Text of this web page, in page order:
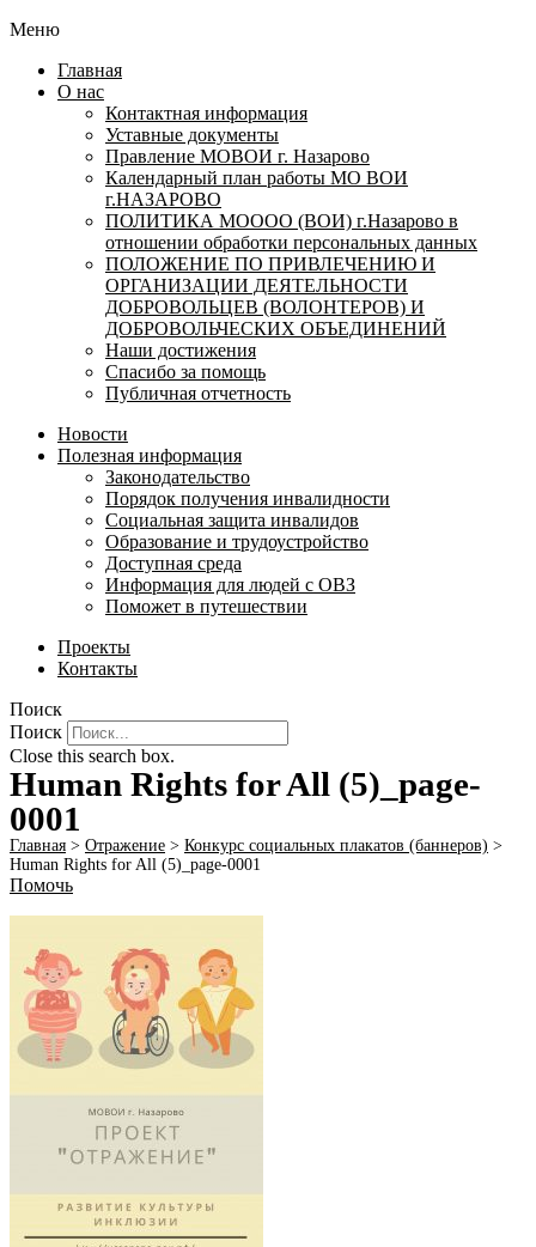
Меню
Главная
О нас
Контактная информация
Уставные документы
Правление МОВОИ г. Назарово
Календарный план работы МО ВОИ
г.НАЗАРОВО
ПОЛИТИКА МОООО (ВОИ) г.Назарово в
отношении обработки персональных данных
ПОЛОЖЕНИЕ ПО ПРИВЛЕЧЕНИЮ И
ОРГАНИЗАЦИИ ДЕЯТЕЛЬНОСТИ
ДОБРОВОЛЬЦЕВ (ВОЛОНТЕРОВ) И
ДОБРОВОЛЬЧЕСКИХ ОБЪЕДИНЕНИЙ
Наши достижения
Спасибо за помощь
Публичная отчетность
Новости
Полезная информация
Законодательство
Порядок получения инвалидности
Социальная защита инвалидов
Образование и трудоустройство
Доступная среда
Информация для людей с ОВЗ
Поможет в путешествии
Проекты
Контакты
Поиск
Поиск
Close this search box.
Human Rights for All (5)_page-
0001
Главная > Отражение > Конкурс социальных плакатов (баннеров) >
Human Rights for All (5)_page-0001
Помочь